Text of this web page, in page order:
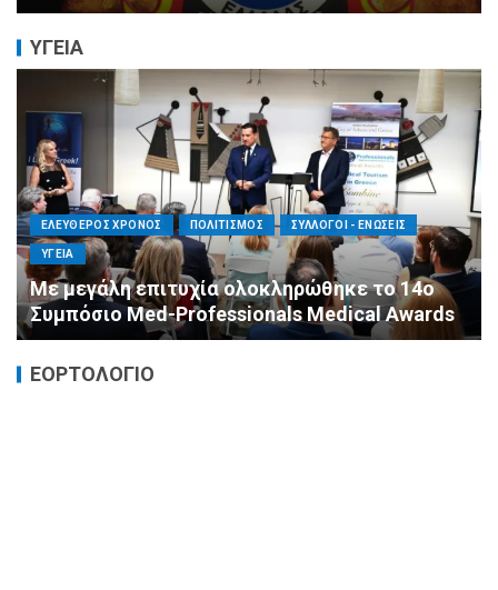
ΥΓΕΙΑ
ΕΛΕΥΘΕΡΟΣ ΧΡΟΝΟΣ ΟΙΚΟΝΟΜΙΑ ΥΓΕΙΑ
Καταστροφικές δαπάνες υγείας και η
αντιμετώπισή τους
ΕΟΡΤΟΛΟΓΙΟ